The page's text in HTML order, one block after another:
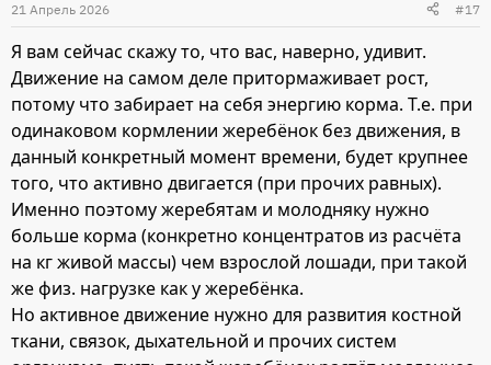
21 Апрель 2026 #17
Я вам сейчас скажу то, что вас, наверно, удивит.
Движение на самом деле притормаживает рост,
потому что забирает на себя энергию корма. Т.е. при
одинаковом кормлении жеребёнок без движения, в
данный конкретный момент времени, будет крупнее
того, что активно двигается (при прочих равных).
Именно поэтому жеребятам и молодняку нужно
больше корма (конкретно концентратов из расчёта
на кг живой массы) чем взрослой лошади, при такой
же физ. нагрузке как у жеребёнка.
Но активное движение нужно для развития костной
ткани, связок, дыхательной и прочих систем